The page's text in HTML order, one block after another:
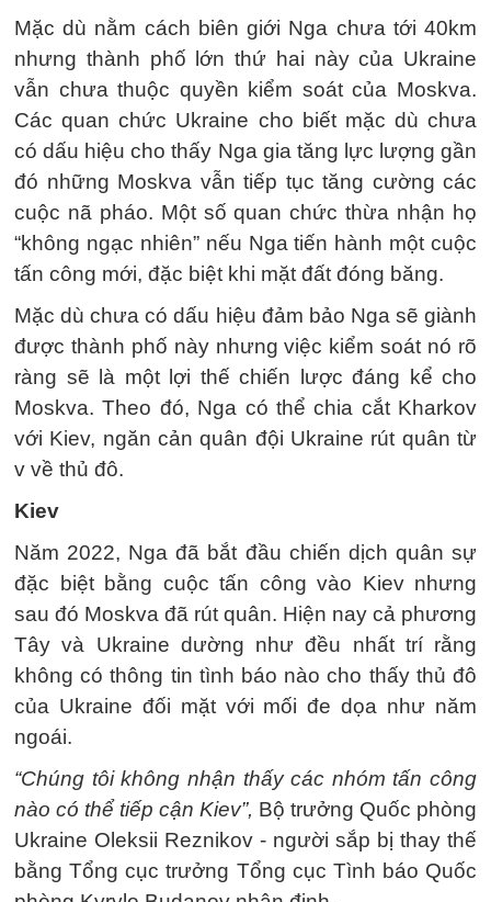
Mặc dù nằm cách biên giới Nga chưa tới 40km
nhưng thành phố lớn thứ hai này của Ukraine
vẫn chưa thuộc quyền kiểm soát của Moskva.
Các quan chức Ukraine cho biết mặc dù chưa
có dấu hiệu cho thấy Nga gia tăng lực lượng gần
đó những Moskva vẫn tiếp tục tăng cường các
cuộc nã pháo. Một số quan chức thừa nhận họ
“không ngạc nhiên” nếu Nga tiến hành một cuộc
tấn công mới, đặc biệt khi mặt đất đóng băng.
Mặc dù chưa có dấu hiệu đảm bảo Nga sẽ giành
được thành phố này nhưng việc kiểm soát nó rõ
ràng sẽ là một lợi thế chiến lược đáng kể cho
Moskva. Theo đó, Nga có thể chia cắt Kharkov
với Kiev, ngăn cản quân đội Ukraine rút quân từ
v về thủ đô.
Kiev
Năm 2022, Nga đã bắt đầu chiến dịch quân sự
đặc biệt bằng cuộc tấn công vào Kiev nhưng
sau đó Moskva đã rút quân. Hiện nay cả phương
Tây và Ukraine dường như đều nhất trí rằng
không có thông tin tình báo nào cho thấy thủ đô
của Ukraine đối mặt với mối đe dọa như năm
ngoái.
“Chúng tôi không nhận thấy các nhóm tấn công
nào có thể tiếp cận Kiev”, Bộ trưởng Quốc phòng
Ukraine Oleksii Reznikov - người sắp bị thay thế
bằng Tổng cục trưởng Tổng cục Tình báo Quốc